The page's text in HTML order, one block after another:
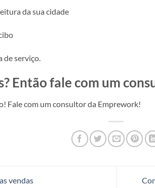
da sua cidade
de serviço.
Então fale com um
Fale com um consultor da Emprework!
vendas